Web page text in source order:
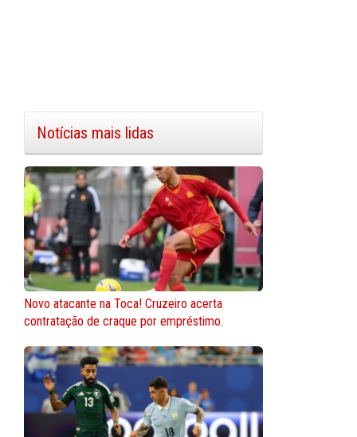
Notícias mais lidas
Novo atacante na Toca! Cruzeiro acerta
contratação de craque por empréstimo.